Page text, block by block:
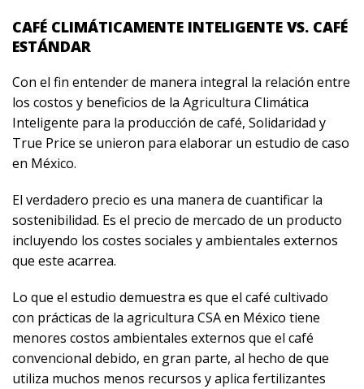
CAFÉ CLIMÁTICAMENTE INTELIGENTE VS. CAFÉ
ESTÁNDAR
Con el fin entender de manera integral la relación entre
los costos y beneficios de la Agricultura Climática
Inteligente para la producción de café, Solidaridad y
True Price se unieron para elaborar un estudio de caso
en México.
El verdadero precio es una manera de cuantificar la
sostenibilidad. Es el precio de mercado de un producto
incluyendo los costes sociales y ambientales externos
que este acarrea.
Lo que el estudio demuestra es que el café cultivado
con prácticas de la agricultura CSA en México tiene
menores costos ambientales externos que el café
convencional debido, en gran parte, al hecho de que
utiliza muchos menos recursos y aplica fertilizantes